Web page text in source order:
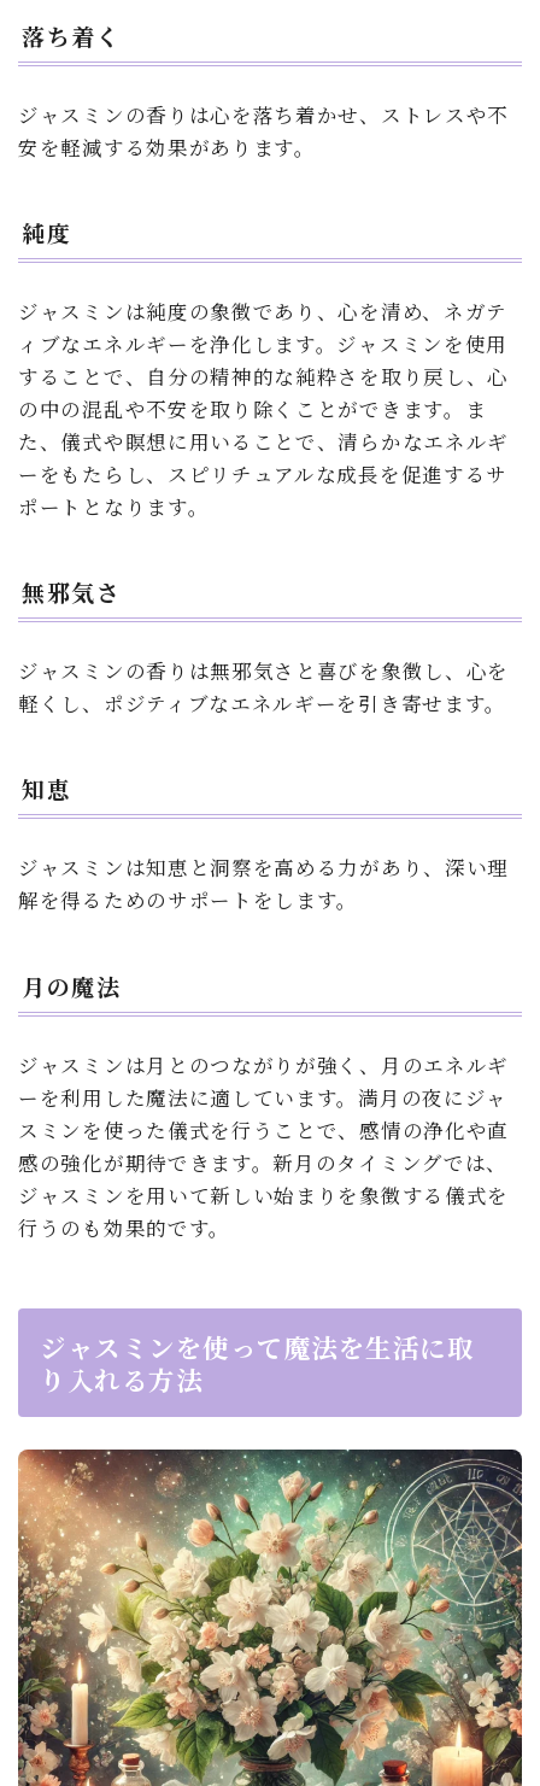
落ち着く
ジャスミンの香りは心を落ち着かせ、ストレスや不
安を軽減する効果があります。
純度
ジャスミンは純度の象徴であり、心を清め、ネガテ
ィブなエネルギーを浄化します。ジャスミンを使用
することで、自分の精神的な純粋さを取り戻し、心
の中の混乱や不安を取り除くことができます。ま
た、儀式や瞑想に用いることで、清らかなエネルギ
ーをもたらし、スピリチュアルな成長を促進するサ
ポートとなります。
無邪気さ
ジャスミンの香りは無邪気さと喜びを象徴し、心を
軽くし、ポジティブなエネルギーを引き寄せます。
知恵
ジャスミンは知恵と洞察を高める力があり、深い理
解を得るためのサポートをします。
月の魔法
ジャスミンは月とのつながりが強く、月のエネルギ
ーを利用した魔法に適しています。満月の夜にジャ
スミンを使った儀式を行うことで、感情の浄化や直
感の強化が期待できます。新月のタイミングでは、
ジャスミンを用いて新しい始まりを象徴する儀式を
行うのも効果的です。
ジャスミンを使って魔法を生活に取
り入れる方法